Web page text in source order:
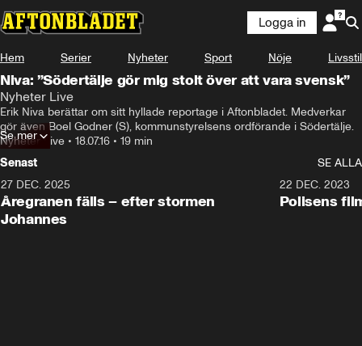
Logga in
Hem Serier Nyheter Sport Nöje Livsstil
Niva: ”Södertälje gör mig stolt över att vara svensk”
Nyheter Live
Erik Niva berättar om sitt hyllade reportage i Aftonbladet. Medverkar
gör även Boel Godner (S), kommunstyrelsens ordförande i Södertälje.
Nyheter Live • 18.07.16 • 19 min
Se mer
Senast
SE ALLA
27 DEC. 2025
Åregranen fälls – efter stormen
Johannes
22 DEC. 2023
Polisens